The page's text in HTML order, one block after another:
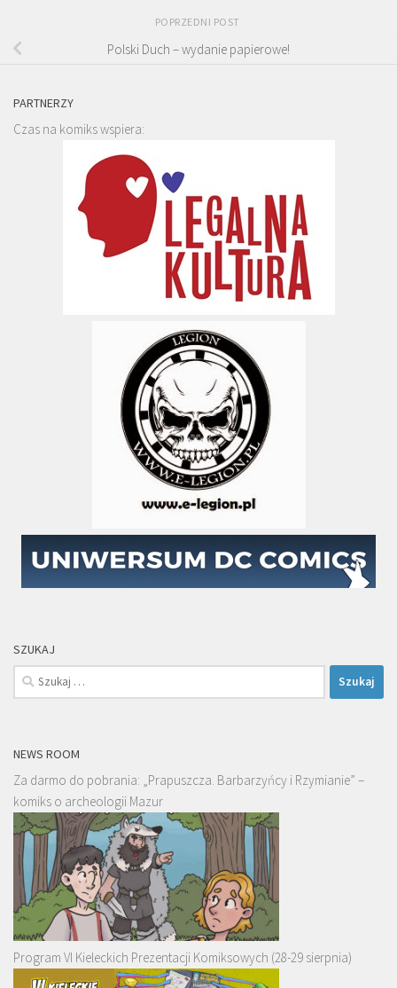
POPRZEDNI POST
Polski Duch – wydanie papierowe!
PARTNERZY
Czas na komiks wspiera:
SZUKAJ
Szukaj:
NEWS ROOM
Za darmo do pobrania: „Prapuszcza. Barbarzyńcy i Rzymianie” –
komiks o archeologii Mazur
Program VI Kieleckich Prezentacji Komiksowych (28-29 sierpnia)